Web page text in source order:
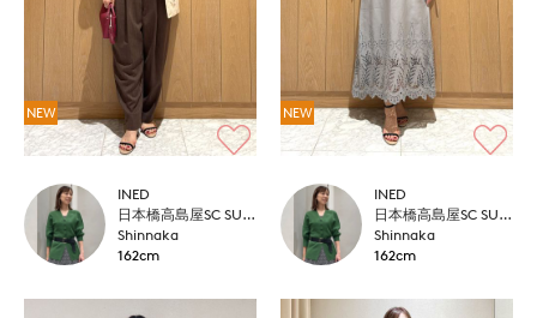
NEW
INED
日本橋高島屋SC SUPERIOR CLOSET
Shinnaka
162cm
NEW
INED
日本橋高島屋SC SUPERIOR CLOSET
Shinnaka
162cm